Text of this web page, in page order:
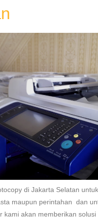
di Jakarta Selatan
maupun perintahan dan
kami akan memberikan